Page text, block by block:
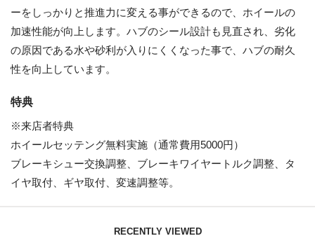
ーをしっかりと推進力に変える事ができるので、ホイールの
加速性能が向上します。ハブのシール設計も見直され、劣化
の原因である水や砂利が入りにくくなった事で、ハブの耐久
性を向上しています。
特典
※来店者特典
ホイールセッテング無料実施（通常費用5000円）
ブレーキシュー交換調整、ブレーキワイヤートルク調整、タ
イヤ取付、ギヤ取付、変速調整等。
RECENTLY VIEWED